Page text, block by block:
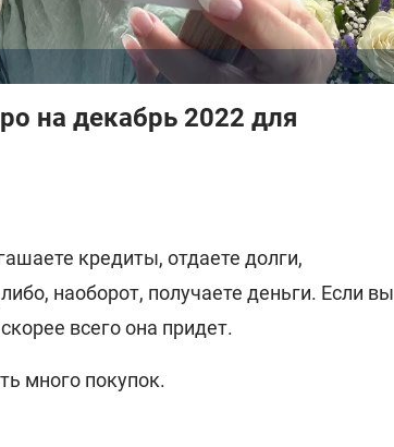
на декабрь 2022 для
кредиты, отдаете долги,
наоборот, получаете деньги. Если вы
всего она придет.
много покупок.